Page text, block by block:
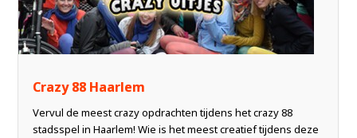
Crazy 88 Haarlem
Vervul de meest crazy opdrachten tijdens het crazy 88
stadsspel in Haarlem! Wie is het meest creatief tijdens deze